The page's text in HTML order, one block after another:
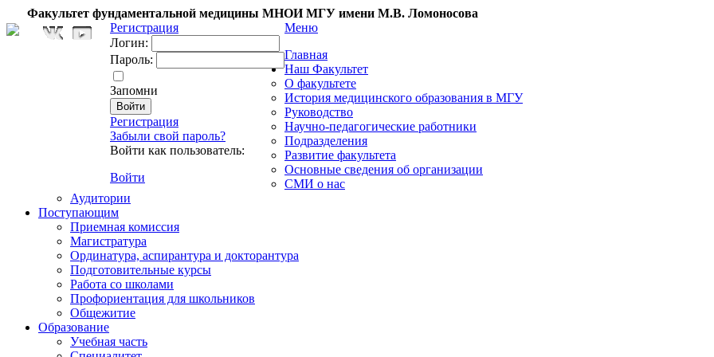
Факультет фундаментальной медицины МНОИ МГУ имени М.В. Ломоносова
Регистрация
Логин:
Пароль:
Запомни
Регистрация
Забыли свой пароль?
Войти как пользователь:
Войти
Меню
Главная
Наш Факультет
О факультете
История медицинского образования в МГУ
Руководство
Научно-педагогические работники
Подразделения
Развитие факультета
Основные сведения об организации
СМИ о нас
Аудитории
Поступающим
Приемная комиссия
Магистратура
Ординатура, аспирантура и докторантура
Подготовительные курсы
Работа со школами
Профориентация для школьников
Общежитие
Образование
Учебная часть